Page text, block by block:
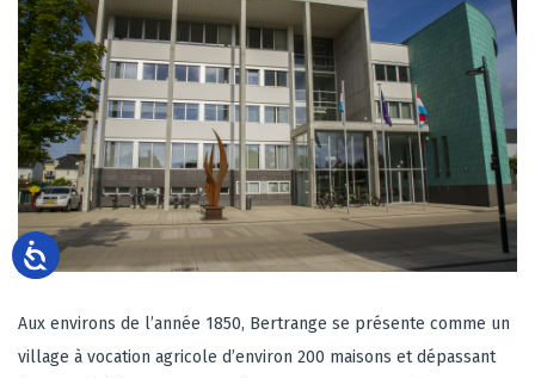
Aux environs de l’année 1850, Bertrange se présente comme un
village à vocation agricole d’environ 200 maisons et dépassant